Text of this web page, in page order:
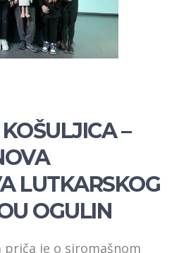
–
LUTKARSKOG
OGULIN
priča je o siromašnom